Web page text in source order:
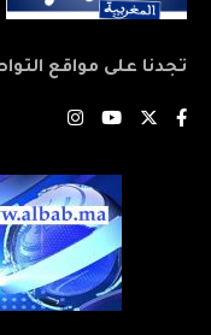
تجدنا على مواقع